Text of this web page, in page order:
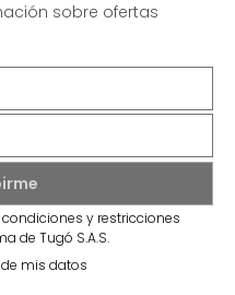
sobre ofertas
y restricciones
de Tugó S.A.S.
mis datos